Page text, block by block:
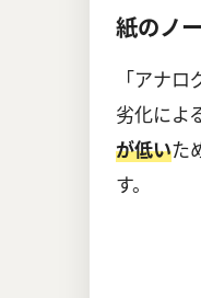
紙のノ
「アナ
劣化によ
が低いた
す。